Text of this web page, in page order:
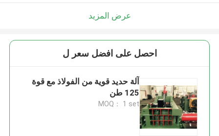
عرض المزيد
احصل على افضل سعر ل
آلة حديد قوية من الفولاذ مع قوة
125 طن
MOQ： 1 set